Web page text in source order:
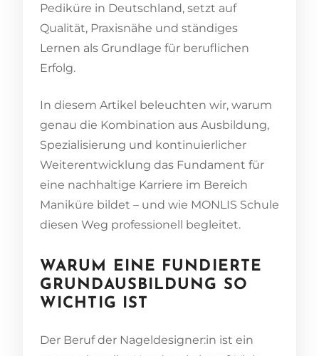
Pediküre in Deutschland, setzt auf
Qualität, Praxisnähe und ständiges
Lernen als Grundlage für beruflichen
Erfolg.
In diesem Artikel beleuchten wir, warum
genau die Kombination aus Ausbildung,
Spezialisierung und kontinuierlicher
Weiterentwicklung das Fundament für
eine nachhaltige Karriere im Bereich
Maniküre bildet – und wie MONLIS Schule
diesen Weg professionell begleitet.
WARUM EINE FUNDIERTE
GRUNDAUSBILDUNG SO
WICHTIG IST
Der Beruf der Nageldesigner:in ist ein